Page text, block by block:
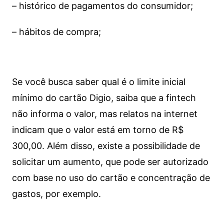
– histórico de pagamentos do consumidor;
– hábitos de compra;
Se você busca saber qual é o limite inicial
mínimo do cartão Digio, saiba que a fintech
não informa o valor, mas relatos na internet
indicam que o valor está em torno de R$
300,00. Além disso, existe a possibilidade de
solicitar um aumento, que pode ser autorizado
com base no uso do cartão e concentração de
gastos, por exemplo.